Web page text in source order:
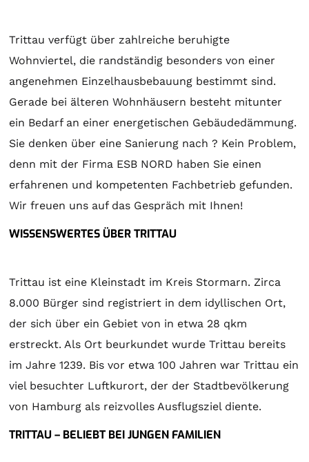
Trittau verfügt über zahlreiche beruhigte
Wohnviertel, die randständig besonders von einer
angenehmen Einzelhausbebauung bestimmt sind.
Gerade bei älteren Wohnhäusern besteht mitunter
ein Bedarf an einer energetischen Gebäudedämmung.
Sie denken über eine Sanierung nach ? Kein Problem,
denn mit der Firma ESB NORD haben Sie einen
erfahrenen und kompetenten Fachbetrieb gefunden.
Wir freuen uns auf das Gespräch mit Ihnen!
WISSENSWERTES ÜBER TRITTAU
Trittau ist eine Kleinstadt im Kreis Stormarn. Zirca
8.000 Bürger sind registriert in dem idyllischen Ort,
der sich über ein Gebiet von in etwa 28 qkm
erstreckt. Als Ort beurkundet wurde Trittau bereits
im Jahre 1239. Bis vor etwa 100 Jahren war Trittau ein
viel besuchter Luftkurort, der der Stadtbevölkerung
von Hamburg als reizvolles Ausflugsziel diente.
TRITTAU – BELIEBT BEI JUNGEN FAMILIEN